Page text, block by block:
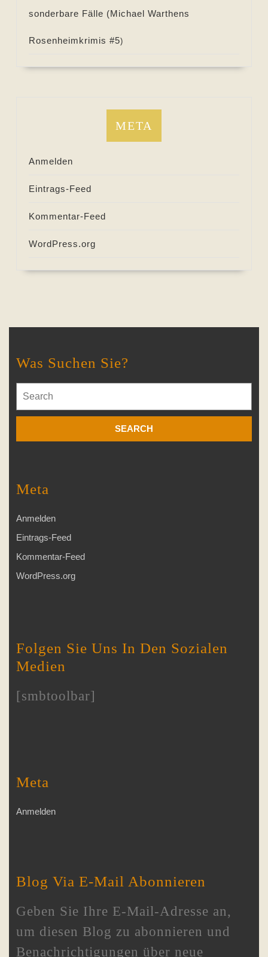
sonderbare Fälle (Michael Warthens
Rosenheimkrimis #5)
META
Anmelden
Eintrags-Feed
Kommentar-Feed
WordPress.org
Was Suchen Sie?
for:
Meta
Anmelden
Eintrags-Feed
Kommentar-Feed
WordPress.org
Folgen Sie Uns In Den Sozialen
Medien
[smbtoolbar]
Meta
Anmelden
Blog Via E-Mail Abonnieren
Geben Sie Ihre E-Mail-Adresse an,
um diesen Blog zu abonnieren und
Benachrichtigungen über neue